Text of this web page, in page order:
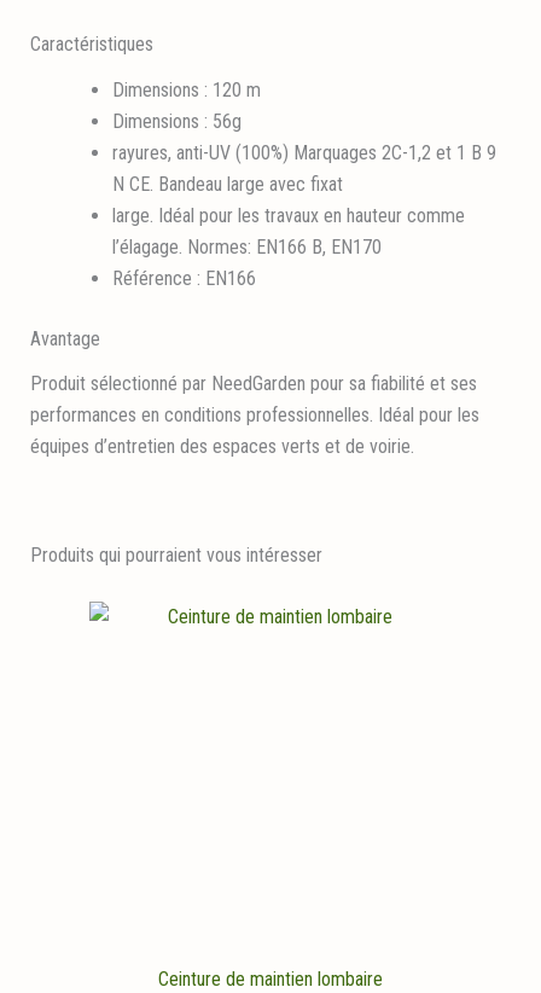
Caractéristiques
Dimensions : 120 m
Dimensions : 56g
rayures, anti-UV (100%) Marquages 2C-1,2 et 1 B 9
N CE. Bandeau large avec fixat
large. Idéal pour les travaux en hauteur comme
l’élagage. Normes: EN166 B, EN170
Référence : EN166
Avantage
Produit sélectionné par NeedGarden pour sa fiabilité et ses
performances en conditions professionnelles. Idéal pour les
équipes d’entretien des espaces verts et de voirie.
Produits qui pourraient vous intéresser
Ceinture de maintien lombaire